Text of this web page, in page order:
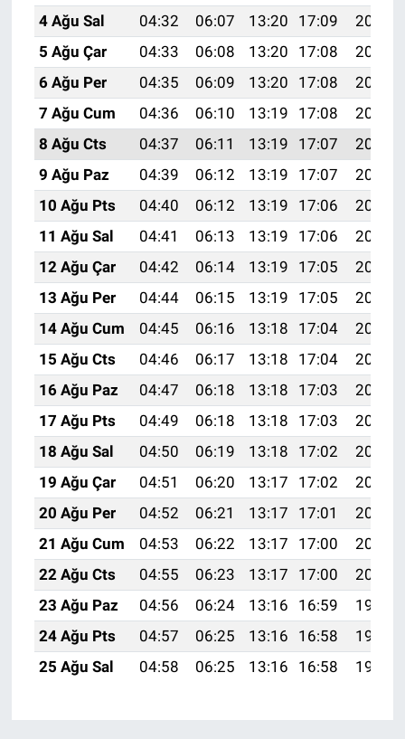
4 Ağu Sal
04:32 06:07 13:20 17:09
20:22
5 Ağu Çar
04:33 06:08 13:20 17:08
20:21
6 Ağu Per
04:35 06:09 13:20 17:08
20:20
7 Ağu Cum
04:36 06:10 13:19 17:08
20:19
8 Ağu Cts
04:37 06:11 13:19 17:07
20:18
9 Ağu Paz
04:39 06:12 13:19 17:07
20:17
10 Ağu Pts
04:40 06:12 13:19 17:06
20:16
11 Ağu Sal
04:41 06:13 13:19 17:06
20:15
12 Ağu Çar
04:42 06:14 13:19 17:05
20:13
13 Ağu Per
04:44 06:15 13:19 17:05
20:12
14 Ağu Cum
04:45 06:16 13:18 17:04
20:11
15 Ağu Cts
04:46 06:17 13:18 17:04
20:10
16 Ağu Paz
04:47 06:18 13:18 17:03
20:08
17 Ağu Pts
04:49 06:18 13:18 17:03
20:07
18 Ağu Sal
04:50 06:19 13:18 17:02
20:06
19 Ağu Çar
04:51 06:20 13:17 17:02
20:05
20 Ağu Per
04:52 06:21 13:17 17:01
20:03
21 Ağu Cum
04:53 06:22 13:17 17:00
20:02
22 Ağu Cts
04:55 06:23 13:17 17:00
20:01
23 Ağu Paz
04:56 06:24 13:16 16:59
19:59
24 Ağu Pts
04:57 06:25 13:16 16:58
19:58
25 Ağu Sal
04:58 06:25 13:16 16:58 19:56